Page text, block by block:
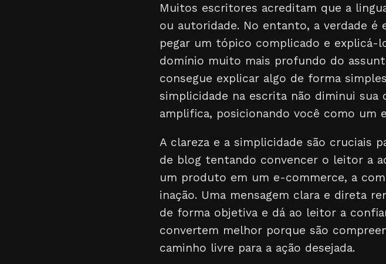
Muitos escritores acreditam que a
ou autoridade. No entanto, a verdade é
pegar um tópico complicado e
domínio muito mais profundo do
consegue explicar algo de forma
simplicidade na escrita não diminui
amplifica, posicionando você como um
A clareza e a simplicidade são cruciais
de blog tentando convencer o leitor a
um produto em um e-commerce, a
inação. Uma mensagem clara e direta
de forma objetiva e dá ao leitor a
convertem melhor porque são
caminho livre para a ação desejada.